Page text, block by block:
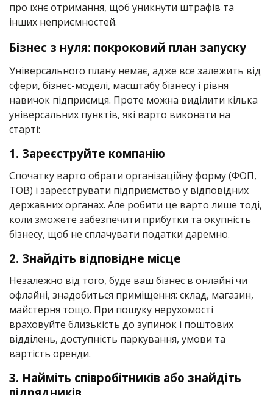
про їхнє отримання, щоб уникнути штрафів та
інших неприємностей.
Бізнес з нуля: покроковий план запуску
Універсального плану немає, адже все залежить від
сфери, бізнес-моделі, масштабу бізнесу і рівня
навичок підприємця. Проте можна виділити кілька
універсальних пунктів, які варто виконати на
старті:
1. Зареєструйте компанію
Спочатку варто обрати організаційну форму (ФОП,
ТОВ) і зареєструвати підприємство у відповідних
державних органах. Але робити це варто лише тоді,
коли зможете забезпечити прибутки та окупність
бізнесу, щоб не сплачувати податки даремно.
2. Знайдіть відповідне місце
Незалежно від того, буде ваш бізнес в онлайні чи
офлайні, знадобиться приміщення: склад, магазин,
майстерня тощо. При пошуку нерухомості
враховуйте близькість до зупинок і поштових
відділень, доступність паркування, умови та
вартість оренди.
3. Найміть співробітників або знайдіть